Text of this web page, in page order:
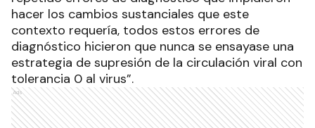
hacer los cambios sustanciales que este
contexto requería, todos estos errores de
diagnóstico hicieron que nunca se ensayase una
estrategia de supresión de la circulación viral con
tolerancia 0 al virus”.
Ads